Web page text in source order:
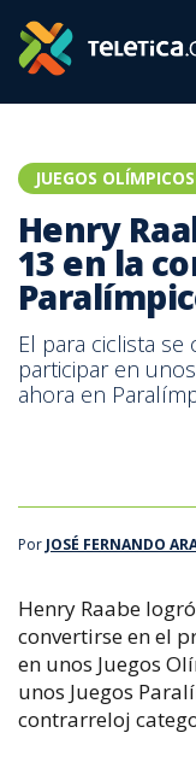
JUEGOS OLÍMPICOS
Henry
13 en la
El para ciclista
participar en
ahora en
Por JOSÉ FERNANDO
Henry Raabe
convertirse en el
en unos Juegos
unos Juegos
contrarreloj